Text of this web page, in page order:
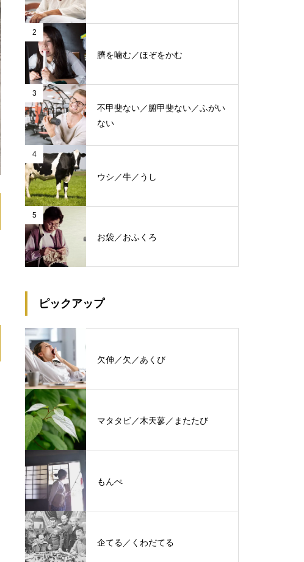
2
臍を噛む／ほぞをかむ
3
不甲斐ない／腑甲斐ない／ふがい
ない
4
ウシ／牛／うし
5
お袋／おふくろ
ピックアップ
欠伸／欠／あくび
マタタビ／木天蓼／またたび
もんぺ
企てる／くわだてる